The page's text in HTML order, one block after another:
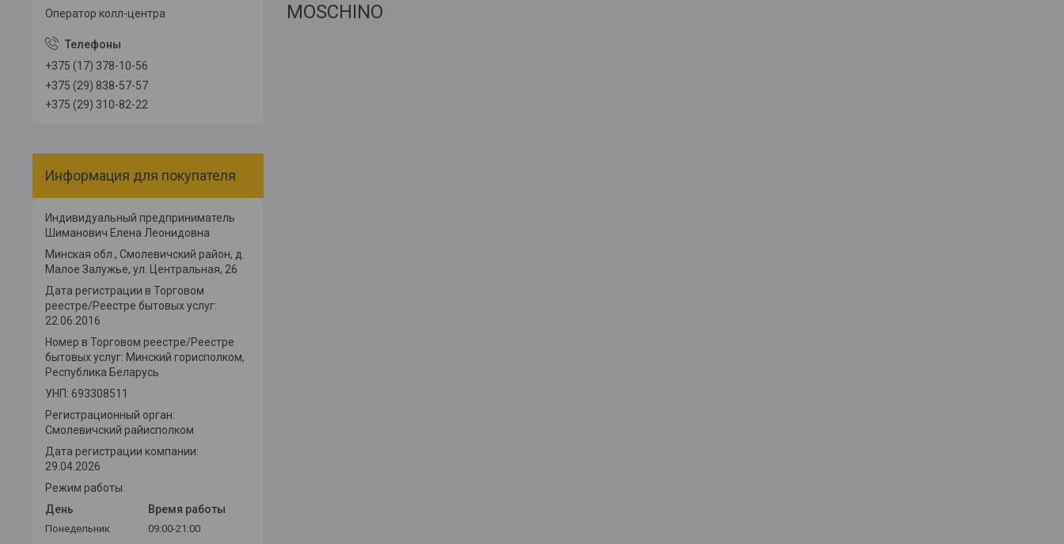
MOSCHINO
Оператор колл-центра
+375 (17) 378-10-56
+375 (29) 838-57-57
+375 (29) 310-82-22
Информация для покупателя
Индивидуальный предприниматель
Шиманович Елена Леонидовна
Минская обл., Смолевичский район, д.
Малое Залужье, ул. Центральная, 26
Дата регистрации в Торговом
реестре/Реестре бытовых услуг:
22.06.2016
Номер в Торговом реестре/Реестре
бытовых услуг: Минский горисполком,
Республика Беларусь
УНП: 693308511
Регистрационный орган:
Смолевичский райисполком
Дата регистрации компании:
29.04.2026
Режим работы:
День
Время работы
Понедельник
09:00-21:00